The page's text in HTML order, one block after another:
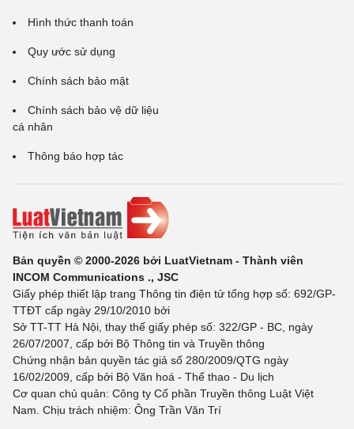
Hình thức thanh toán
Quy ước sử dụng
Chính sách bảo mật
Chính sách bảo vệ dữ liệu
cá nhân
Thông báo hợp tác
Bản quyền © 2000-2026 bởi LuatVietnam - Thành viên
INCOM Communications ., JSC
Giấy phép thiết lập trang Thông tin điện tử tổng hợp số: 692/GP-
TTĐT cấp ngày 29/10/2010 bởi
Sở TT-TT Hà Nội, thay thế giấy phép số: 322/GP - BC, ngày
26/07/2007, cấp bởi Bộ Thông tin và Truyền thông
Chứng nhận bản quyền tác giả số 280/2009/QTG ngày
16/02/2009, cấp bởi Bộ Văn hoá - Thể thao - Du lịch
Cơ quan chủ quản: Công ty Cổ phần Truyền thông Luật Việt
Nam. Chịu trách nhiệm: Ông Trần Văn Trí